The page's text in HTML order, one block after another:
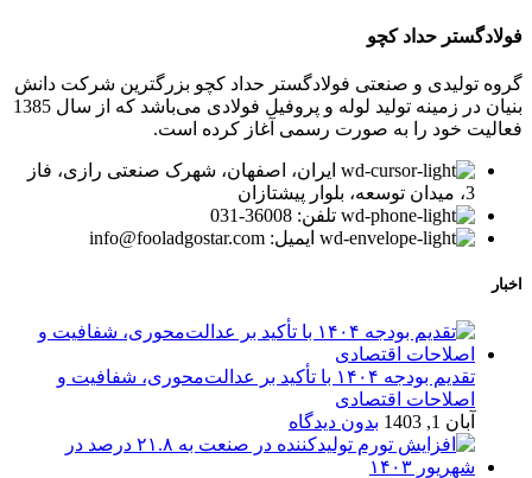
فولادگستر حداد کچو
گروه تولیدی و صنعتی فولادگستر حداد کچو بزرگترین شرکت دانش
بنیان در زمینه تولید لوله و پروفیل فولادی می‌باشد که از سال 1385
فعالیت خود را به صورت رسمی آغاز کرده است.
ایران، اصفهان، شهرک صنعتی رازی، فاز
3، میدان توسعه، بلوار پیشتازان
تلفن: 36008-031
ایمیل: info@fooladgostar.com
اخبار
تقدیم بودجه ۱۴۰۴ با تأکید بر عدالت‌محوری، شفافیت و
اصلاحات اقتصادی
آبان 1, 1403
بدون دیدگاه